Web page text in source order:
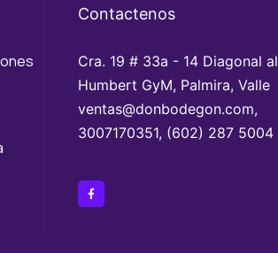
Contactenos
Cra. 19 # 33a - 14 Diagonal al
Humbert GyM, Palmira, Valle
ventas@donbodegon.com,
3007170351, (602) 287 5004